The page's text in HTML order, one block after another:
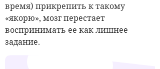
время) прикрепить к такому
«якорю», мозг перестает
воспринимать ее как лишнее
задание.